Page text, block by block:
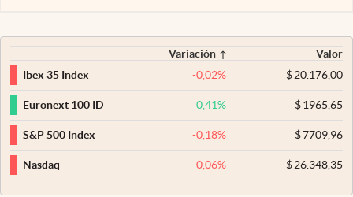
Variación
Valor
Ibex 35 Index
-0,02% $20.176,00
Euronext 100 ID 0,41% $1965,65
S&P 500 Index -0,18% $7709,96
Nasdaq -0,06% $26.348,35